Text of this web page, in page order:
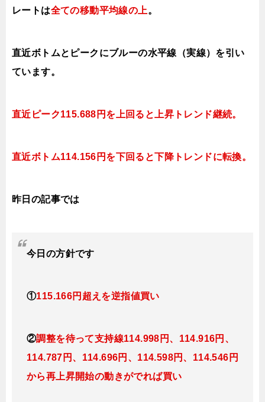
レートは全ての移動平均線の上。
直近ボトムとピークにブルーの水平線（実線）を引い
ています。
直近ピーク115.688円を上回ると上昇トレンド継続。
直近ボトム114.156円を下回ると下降トレンドに転換。
昨日の記事では
今日 の方針です
①115.166円超えを逆指値買い
②調整を待って支持線114.998円、114.916円、
114.787円、114.696円、114.598円、114.546円
から再上昇開始の動きがでれば買い